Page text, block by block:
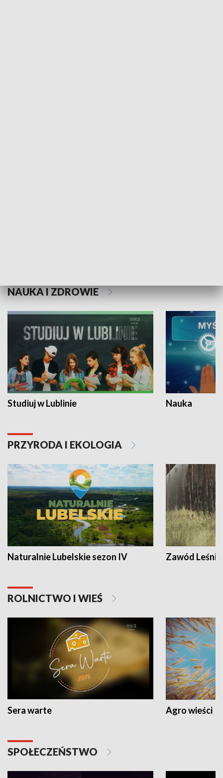
NAUKA I ZDROWIE
Studiuj w Lublinie Nauka
PRZYRODA I EKOLOGIA
Naturalnie Lubelskie sezon IV Zawód Leśnik
ROLNICTWO I WIEŚ
Sera warte Agro wieści
SPOŁECZEŃSTWO